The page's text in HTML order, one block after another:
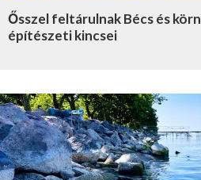
Ősszel feltárulnak Bécs és
építészeti kincsei